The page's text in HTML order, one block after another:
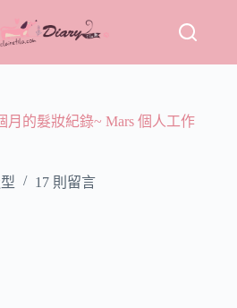
月的髮妝紀錄~ Mars 個人工作
17 則留言